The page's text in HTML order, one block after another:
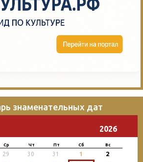
знаменательных дат
2026
Ср Чт Пт Сб Вс
29 30 31 1 2